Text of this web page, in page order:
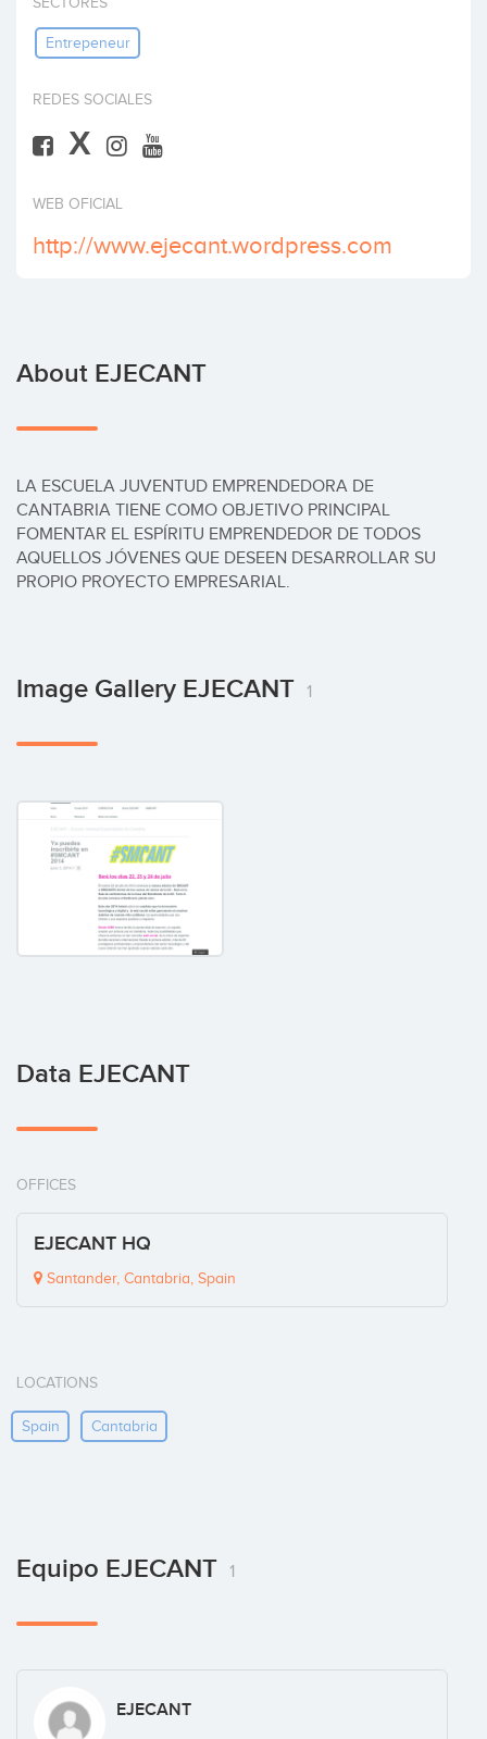
Entrepeneur
REDES SOCIALES
X
WEB OFICIAL
http://www.ejecant.wordpress.com
About EJECANT
LA ESCUELA JUVENTUD EMPRENDEDORA DE
CANTABRIA TIENE COMO OBJETIVO PRINCIPAL
FOMENTAR EL ESPÍRITU EMPRENDEDOR DE TODOS
AQUELLOS JÓVENES QUE DESEEN DESARROLLAR SU
PROPIO PROYECTO EMPRESARIAL.
Image Gallery EJECANT 1
Data EJECANT
OFFICES
EJECANT HQ
Santander, Cantabria, Spain
LOCATIONS
Spain Cantabria
Equipo EJECANT 1
EJECANT